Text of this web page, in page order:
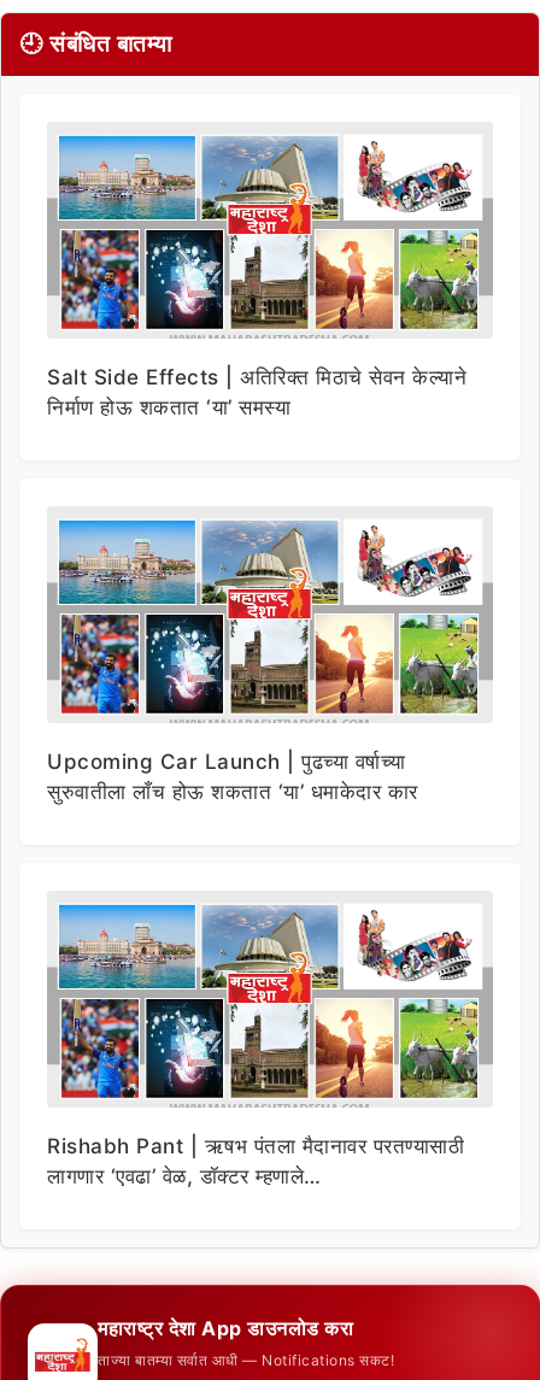
🕘 संबंधित बातम्या
Salt Side Effects | अतिरिक्त मिठाचे सेवन केल्याने
निर्माण होऊ शकतात ‘या’ समस्या
Upcoming Car Launch | पुढच्या वर्षाच्या
सुरुवातीला लाँच होऊ शकतात ‘या’ धमाकेदार कार
Rishabh Pant | ऋषभ पंतला मैदानावर परतण्यासाठी
लागणार ‘एवढा’ वेळ, डॉक्टर म्हणाले…
महाराष्ट्र देशा App डाउनलोड करा
ताज्या बातम्या सर्वात आधी — Notifications सकट!